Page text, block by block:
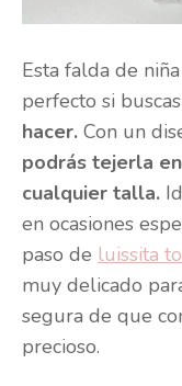
Esta falda de
perfecto si
hacer. Con un
podrás tejerla
cualquier talla.
en ocasiones
paso de luissita
muy delicado
segura de que
precioso.